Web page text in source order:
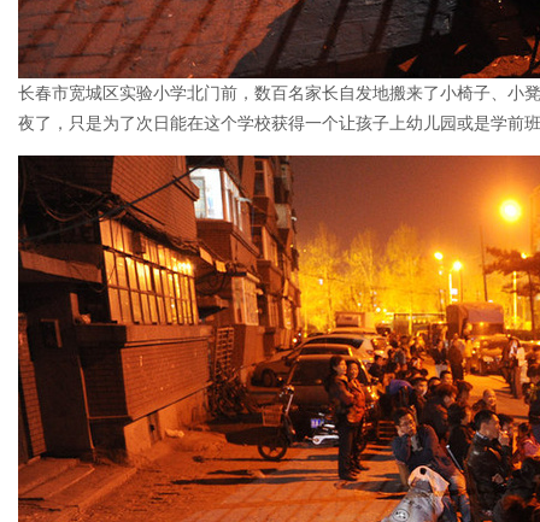
长春市宽城区实验小学北门前，数百名家长自发地搬来了小椅子、小
夜了，只是为了次日能在这个学校获得一个让孩子上幼儿园或是学